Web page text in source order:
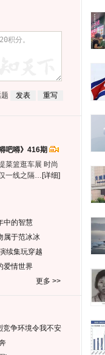
吧嘚》416期
菜篮逛车展 时尚
一线之隔… [详细]
中的智慧
属于范冰冰
续集玩穿越
爱情世界
更多 >>
竞争环境令我不安